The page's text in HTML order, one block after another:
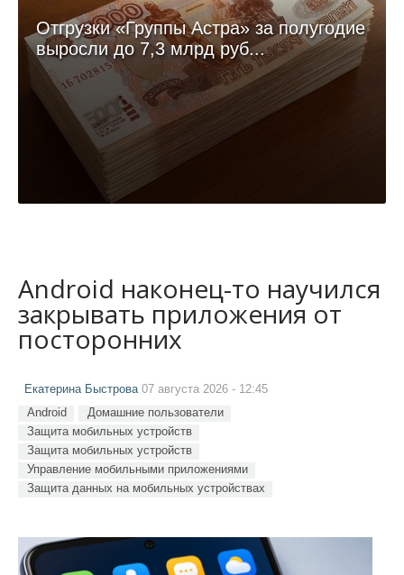
Отгрузки «Группы Астра» за полугодие
выросли до 7,3 млрд руб...
Android наконец-то научился
закрывать приложения от
посторонних
Екатерина Быстрова07 августа 2026 - 12:45
Android
Домашние пользователи
Защита мобильных устройств
Защита мобильных устройств
Управление мобильными приложениями
Защита данных на мобильных устройствах